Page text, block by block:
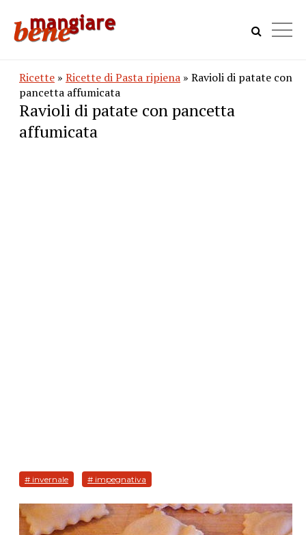
Ricette » Ricette di Pasta ripiena » Ravioli di patate con
pancetta affumicata
Ravioli di patate con pancetta
affumicata
# invernale # impegnativa